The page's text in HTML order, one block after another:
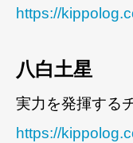
https://
八白土星
実力を発揮する
https://